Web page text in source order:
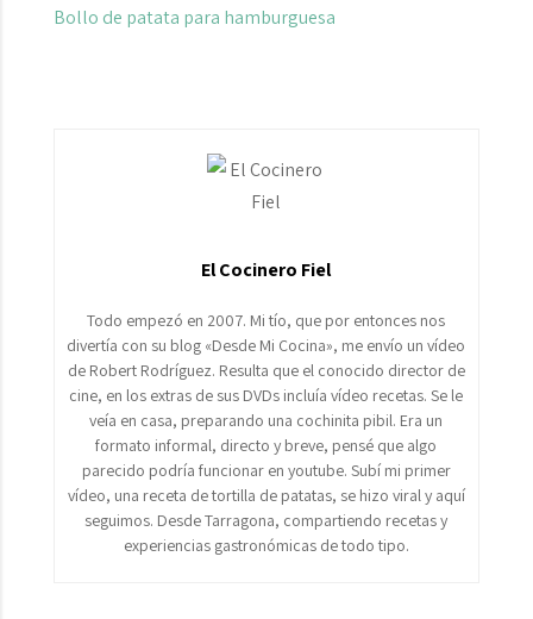
Bollo de patata para hamburguesa
El Cocinero Fiel
Todo empezó en 2007. Mi tío, que por entonces nos
divertía con su blog «Desde Mi Cocina», me envío un vídeo
de Robert Rodríguez. Resulta que el conocido director de
cine, en los extras de sus DVDs incluía vídeo recetas. Se le
veía en casa, preparando una cochinita pibil. Era un
formato informal, directo y breve, pensé que algo
parecido podría funcionar en youtube. Subí mi primer
vídeo, una receta de tortilla de patatas, se hizo viral y aquí
seguimos. Desde Tarragona, compartiendo recetas y
experiencias gastronómicas de todo tipo.